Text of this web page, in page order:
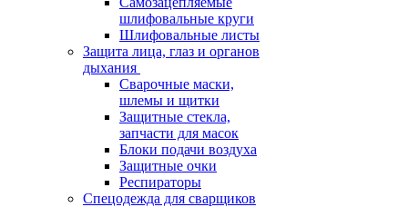
шлифовальные круги
Шлифовальные листы
Защита лица, глаз и органов
дыхания
Сварочные маски,
шлемы и щитки
Защитные стекла,
запчасти для масок
Блоки подачи воздуха
Защитные очки
Респираторы
Спецодежда для сварщиков